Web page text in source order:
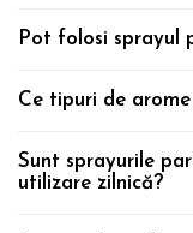
Pot folosi sprayul
Ce tipuri de
Sunt sprayurile
utilizare zilnică?